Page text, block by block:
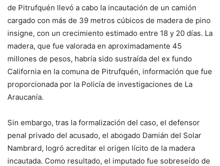
de Pitrufquén llevó a cabo la incautación de un camión
cargado con más de 39 metros cúbicos de madera de pino
insigne, con un crecimiento estimado entre 18 y 20 días. La
madera, que fue valorada en aproximadamente 45
millones de pesos, habría sido sustraída del ex fundo
California en la comuna de Pitrufquén, información que fue
proporcionada por la Policía de investigaciones de La
Araucanía.
Sin embargo, tras la formalización del caso, el defensor
penal privado del acusado, el abogado Damián del Solar
Nambrard, logró acreditar el origen lícito de la madera
incautada. Como resultado, el imputado fue sobreseído de